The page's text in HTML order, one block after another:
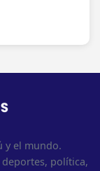
y el mundo.
política,